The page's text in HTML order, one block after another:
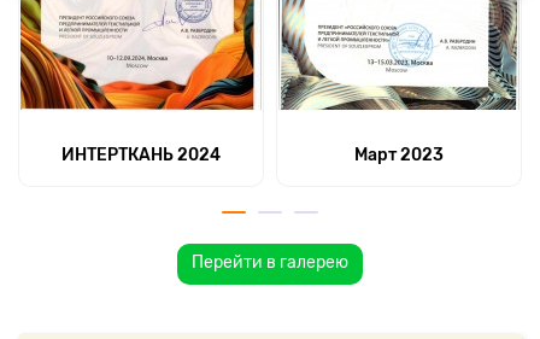
ИНТЕРТКАНЬ 2024 Март 2023
Перейти в галерею